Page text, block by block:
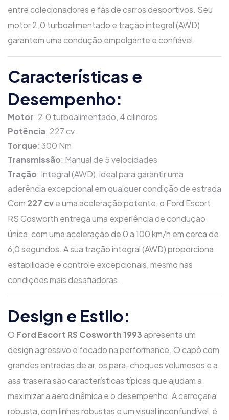
entre colecionadores e fãs de carros desportivos. Seu
motor 2.0 turboalimentado e tração integral (AWD)
garantem uma condução empolgante e confiável.
Características e
Desempenho:
Motor: 2.0 turboalimentado, 4 cilindros
Potência: 227 cv
Torque: 300 Nm
Transmissão: Manual de 5 velocidades
Tração: Integral (AWD), ideal para garantir uma
aderência excepcional em qualquer condição de estrada
Com 227 cve uma aceleração potente, o Ford Escort
RS Cosworth entrega uma experiência de condução
única, com uma aceleração de 0 a 100 km/h em cerca de
6,0 segundos. A sua tração integral (AWD) proporciona
estabilidade e controle excepcionais, mesmo nas
condições mais desafiadoras.
Design e Estilo:
O Ford Escort RS Cosworth 1993apresenta um
design agressivo e focado na performance. O capô com
grandes entradas de ar, os para-choques volumosos e a
asa traseira são características típicas que ajudam a
maximizar a aerodinâmica e o desempenho. A carroçaria
robusta, com linhas robustas e um visual inconfundível, é